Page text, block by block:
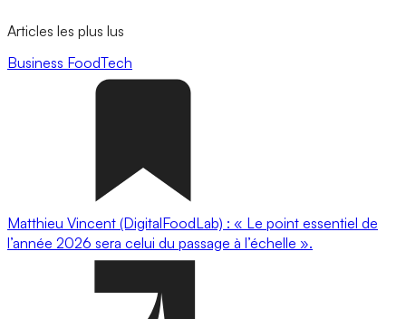
Articles les plus lus
Business FoodTech
Matthieu Vincent (DigitalFoodLab) : « Le point essentiel de
l’année 2026 sera celui du passage à l’échelle ».